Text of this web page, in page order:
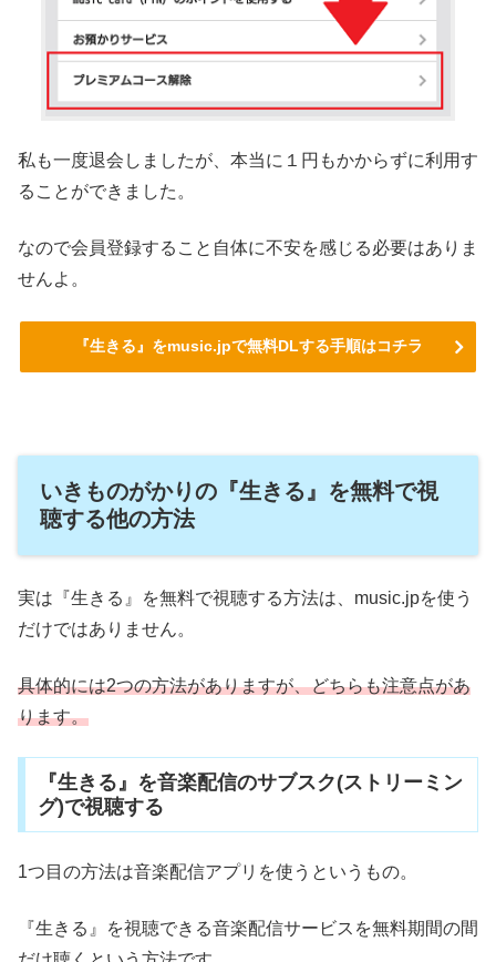
私も一度退会しましたが、本当に１円もかからずに利用す
ることができました。
なので会員登録すること自体に不安を感じる必要はありま
せんよ。
『生きる』をmusic.jpで無料DLする手順はコチラ
いきものがかりの『生きる』を無料で視
聴する他の方法
実は『生きる』を無料で視聴する方法は、music.jpを使う
だけではありません。
具体的には2つの方法がありますが、どちらも注意点があ
ります。
『生きる』を音楽配信のサブスク(ストリーミン
グ)で視聴する
1つ目の方法は音楽配信アプリを使うというもの。
『生きる』を視聴できる音楽配信サービスを無料期間の間